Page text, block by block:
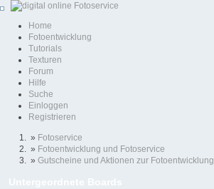
Home
Fotoentwicklung
Tutorials
Texturen
Forum
Hilfe
Suche
Einloggen
Registrieren
» Fotoservice
» Fotoentwicklung und Fotoservice
» Gutscheine und Aktionen zur Fotoentwicklung